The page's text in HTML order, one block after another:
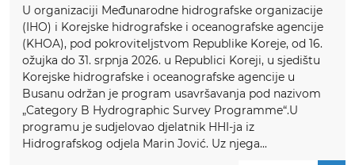
U organizaciji Međunarodne hidrografske organizacije
(IHO) i Korejske hidrografske i oceanografske agencije
(KHOA), pod pokroviteljstvom Republike Koreje, od 16.
ožujka do 31. srpnja 2026. u Republici Koreji, u sjedištu
Korejske hidrografske i oceanografske agencije u
Busanu održan je program usavršavanja pod nazivom
„Category B Hydrographic Survey Programme“.U
programu je sudjelovao djelatnik HHI-ja iz
Hidrografskog odjela Marin Jović. Uz njega...